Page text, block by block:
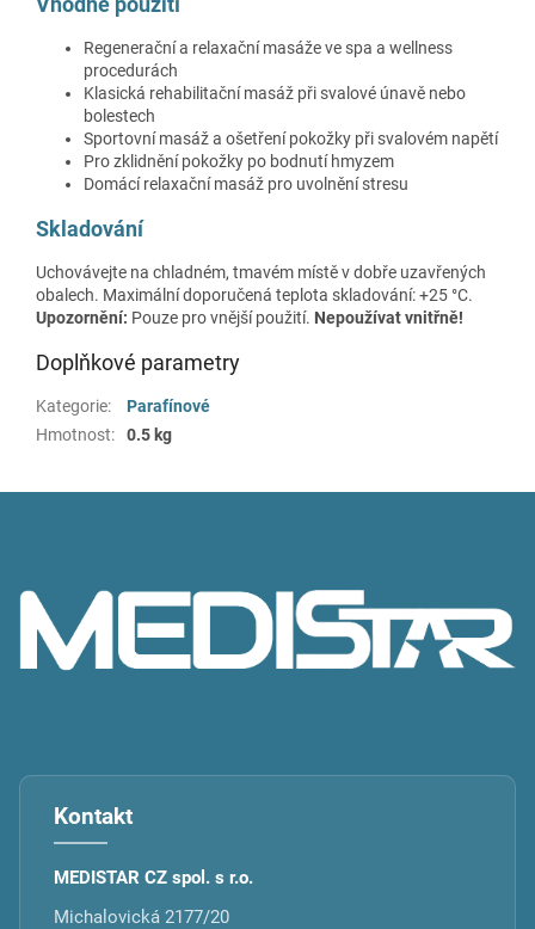
Regenerační a relaxační masáže ve spa a wellness
procedurách
Klasická rehabilitační masáž při svalové únavě nebo
bolestech
Sportovní masáž a ošetření pokožky při svalovém napětí
Pro zklidnění pokožky po bodnutí hmyzem
Domácí relaxační masáž pro uvolnění stresu
Skladování
Uchovávejte na chladném, tmavém místě v dobře uzavřených
obalech. Maximální doporučená teplota skladování: +25 °C.
Upozornění: Pouze pro vnější použití. Nepoužívat vnitřně!
Doplňkové parametry
Kategorie:
Parafínové
Hmotnost: 0.5 kg
Kontakt
MEDISTAR CZ spol. s r.o.
Michalovická 2177/20